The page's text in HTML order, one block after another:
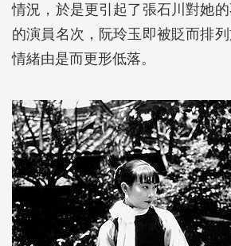
情況，於是更引起了張石川對她的
的演員名次，阮玲玉即被貶而排
情緒由是而更形低落。